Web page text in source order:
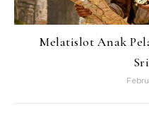
Melatislot Anak